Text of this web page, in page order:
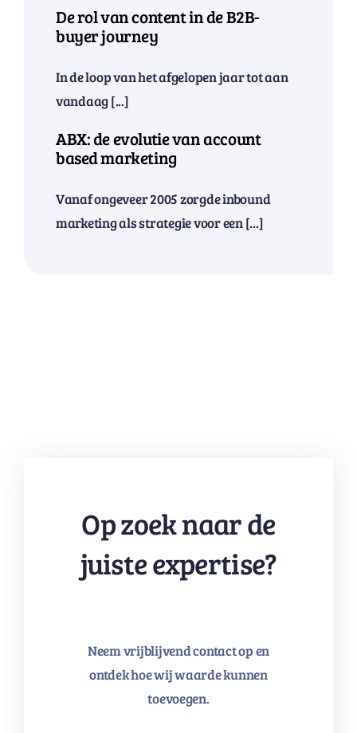
De rol van content in de B2B-
buyer journey
In de loop van het afgelopen jaar tot aan
vandaag [...]
ABX: de evolutie van account
based marketing
Vanaf ongeveer 2005 zorgde inbound
marketing als strategie voor een [...]
Op zoek naar de
juiste expertise?
Neem vrijblijvend contact op en
ontdek hoe wij waarde kunnen
toevoegen.